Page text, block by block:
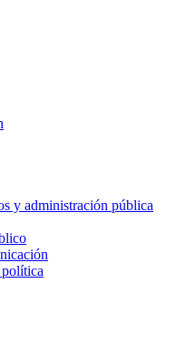
y administración pública